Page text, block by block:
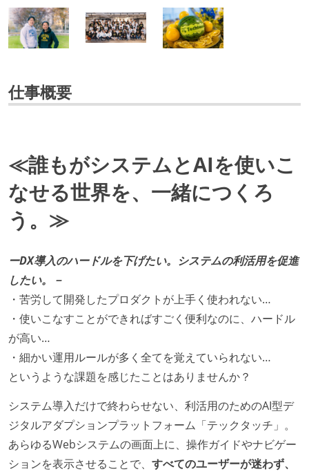
仕事概要
≪誰もがシステムとAIを使いこ
なせる世界を、一緒につくろ
う。≫
ーDX導入のハードルを下げたい。システムの利活用を促進
したい。－
・苦労して開発したプロダクトが上手く使われない…
・使いこなすことができればすごく便利なのに、ハードル
が高い…
・細かい運用ルールが多く全てを覚えていられない…
というような課題を感じたことはありませんか？
システム導入だけで終わらせない、利活用のためのAI型デ
ジタルアダプションプラットフォーム「テックタッチ」。
あらゆるWebシステムの画面上に、操作ガイドやナビゲー
ションを表示させることで、 すべてのユーザーが迷わず、